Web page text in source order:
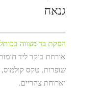
גנאח
הפקת בר מצווה בכותל
אורחת בוקר ליד
שופרות, טקס
וארוחת צהריים.